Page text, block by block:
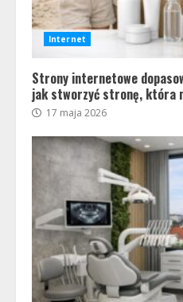
Internet
Strony internetowe
jak stworzyć stronę, która
17 maja 2026